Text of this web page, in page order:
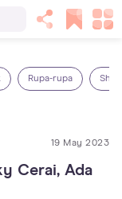
Rupa-rupa
19 May 2023
Cerai, Ada